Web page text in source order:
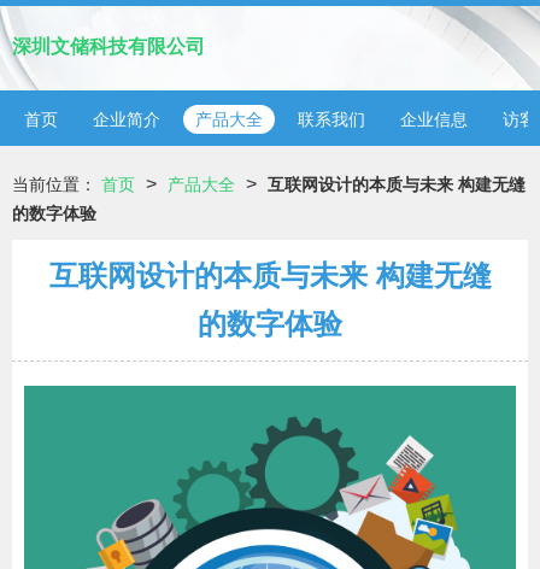
深圳文储科技有限公司
首页 企业简介 产品大全 联系我们 企业信息 访客
当前位置： 首页 > 产品大全 > 互联网设计的本质与未来 构建无缝
的数字体验
互联网设计的本质与未来 构建无缝
的数字体验